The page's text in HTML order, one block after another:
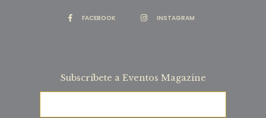
FACEBOOK INSTAGRAM
Subscríbete a Eventos Magazine